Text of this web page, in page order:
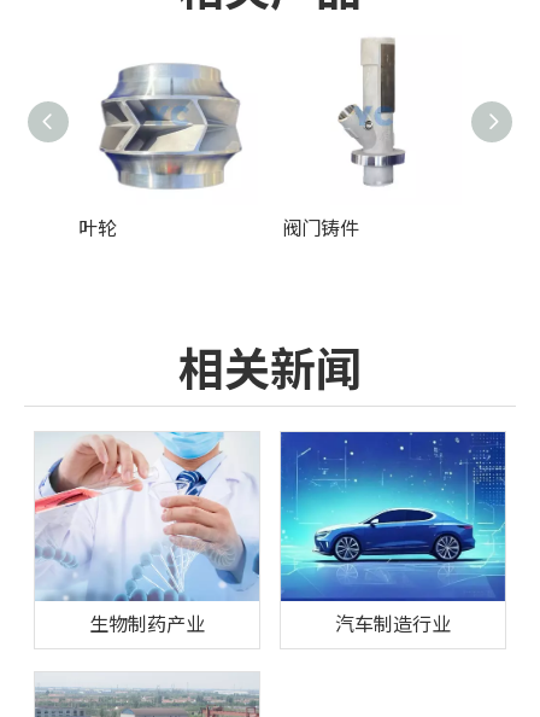
叶轮 阀门铸件
相关新闻
生物制药产业 汽车制造行业